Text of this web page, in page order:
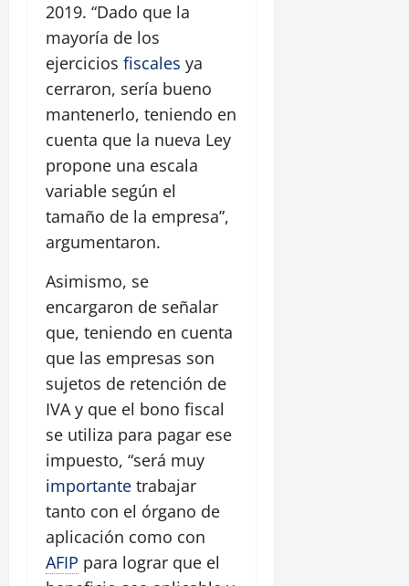
2019. “Dado que la
mayoría de los
ejercicios fiscales ya
cerraron, sería bueno
mantenerlo, teniendo en
cuenta que la nueva Ley
propone una escala
variable según el
tamaño de la empresa”,
argumentaron.
Asimismo, se
encargaron de señalar
que, teniendo en cuenta
que las empresas son
sujetos de retención de
IVA y que el bono fiscal
se utiliza para pagar ese
impuesto, “será muy
importante trabajar
tanto con el órgano de
aplicación como con
AFIP para lograr que el